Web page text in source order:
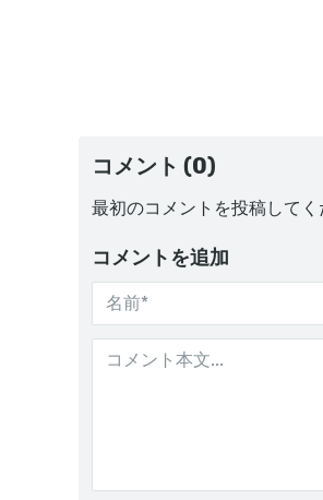
コメント (0)
最初のコメントを投稿して
コメントを追加